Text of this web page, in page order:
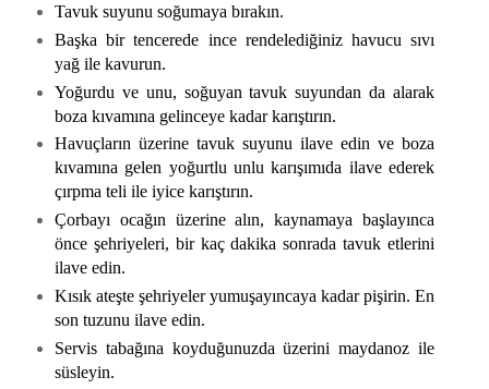
Tavuk suyunu soğumaya bırakın.
Başka bir tencerede ince rendelediğiniz havucu sıvı
yağ ile kavurun.
Yoğurdu ve unu, soğuyan tavuk suyundan da alarak
boza kıvamına gelinceye kadar karıştırın.
Havuçların üzerine tavuk suyunu ilave edin ve boza
kıvamına gelen yoğurtlu unlu karışımıda ilave ederek
çırpma teli ile iyice karıştırın.
Çorbayı ocağın üzerine alın, kaynamaya başlayınca
önce şehriyeleri, bir kaç dakika sonrada tavuk etlerini
ilave edin.
Kısık ateşte şehriyeler yumuşayıncaya kadar pişirin. En
son tuzunu ilave edin.
Servis tabağına koyduğunuzda üzerini maydanoz ile
süsleyin.